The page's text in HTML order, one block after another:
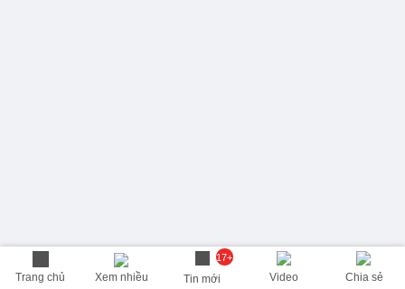
Trang chủ Xem nhiều
17+
Tin mới Video Chia sẻ